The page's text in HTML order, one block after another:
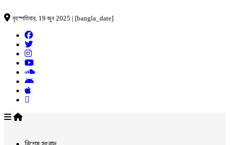
বৃহস্পতিবার, 19 জুন 2025 | [bangla_date]